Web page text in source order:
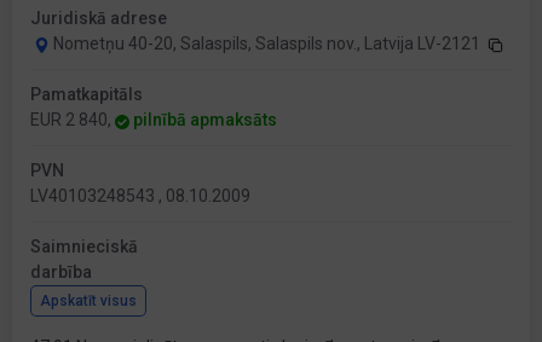
Juridiskā adrese
Nometņu 40-20, Salaspils, Salaspils nov., Latvija LV-2121
Pamatkapitāls
EUR 2 840,
pilnībā apmaksāts
PVN
LV40103248543 , 08.10.2009
Saimnieciskā
darbība
Apskatīt visus